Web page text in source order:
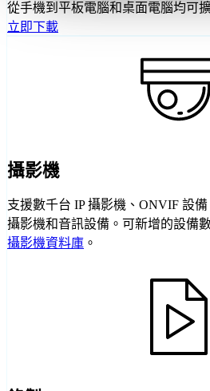
從手機到平板電腦和桌面電腦均可
立即下載
攝影機
支援數千台 IP 攝影機、ONVIF 設
攝影機和音訊設備。可新增的設備
攝影機資料庫 。